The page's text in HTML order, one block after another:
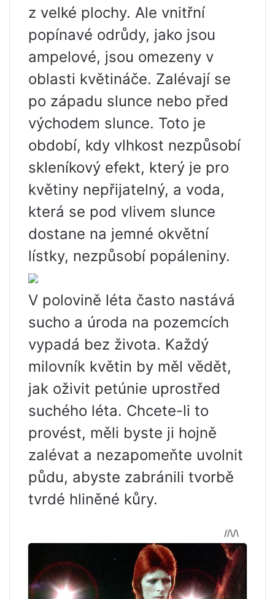
z velké plochy. Ale vnitřní
popínavé odrůdy, jako jsou
ampelové, jsou omezeny v
oblasti květináče. Zalévají se
po západu slunce nebo před
východem slunce. Toto je
období, kdy vlhkost nezpůsobí
skleníkový efekt, který je pro
květiny nepřijatelný, a voda,
která se pod vlivem slunce
dostane na jemné okvětní
lístky, nezpůsobí popáleniny.
V polovině léta často nastává
sucho a úroda na pozemcích
vypadá bez života. Každý
milovník květin by měl vědět,
jak oživit petúnie uprostřed
suchého léta. Chcete-li to
provést, měli byste ji hojně
zalévat a nezapomeňte uvolnit
půdu, abyste zabránili tvorbě
tvrdé hliněné kůry.